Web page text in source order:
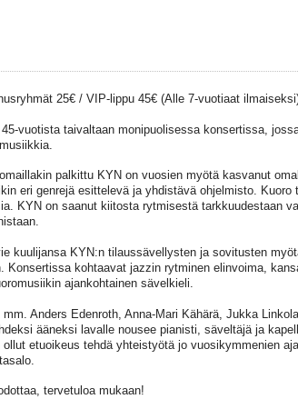
25€ / VIP-lippu 45€ (Alle 7-vuotiaat
vuotista taivaltaan monipuolisessa konsertissa,
palkittu KYN on vuosien myötä kasvanut
eri genrejä esittelevä ja yhdistävä ohjelmisto. Kuoro
KYN on saanut kiitosta rytmisestä tarkkuudestaan
kuulijansa KYN:n tilaussävellysten ja sovitusten
Konsertissa kohtaavat jazzin rytminen elinvoima,
ajankohtainen sävelkieli.
Anders Edenroth, Anna-Mari Kähärä, Jukka
ääneksi lavalle nousee pianisti, säveltäjä ja
etuoikeus tehdä yhteistyötä jo vuosikymmenien
tervetuloa mukaan!